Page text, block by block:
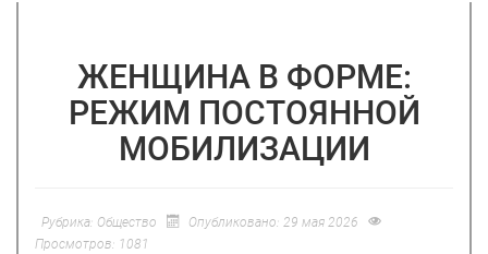
ЖЕНЩИНА В ФОРМЕ:
РЕЖИМ ПОСТОЯННОЙ
МОБИЛИЗАЦИИ
Рубрика: Общество
Опубликовано: 29 мая 2026
Просмотров: 1081